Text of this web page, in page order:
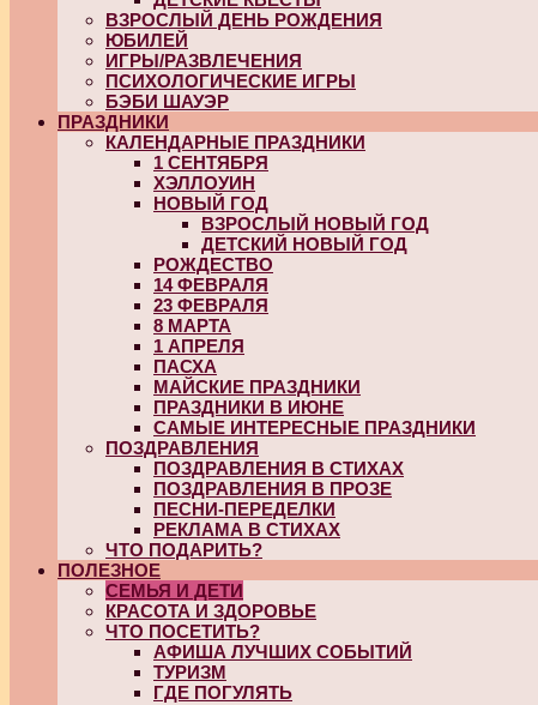
ВЗРОСЛЫЙ ДЕНЬ РОЖДЕНИЯ
ЮБИЛЕЙ
ИГРЫ/РАЗВЛЕЧЕНИЯ
ПСИХОЛОГИЧЕСКИЕ ИГРЫ
БЭБИ ШАУЭР
ПРАЗДНИКИ
КАЛЕНДАРНЫЕ ПРАЗДНИКИ
1 СЕНТЯБРЯ
ХЭЛЛОУИН
НОВЫЙ ГОД
ВЗРОСЛЫЙ НОВЫЙ ГОД
ДЕТСКИЙ НОВЫЙ ГОД
РОЖДЕСТВО
14 ФЕВРАЛЯ
23 ФЕВРАЛЯ
8 МАРТА
1 АПРЕЛЯ
ПАСХА
МАЙСКИЕ ПРАЗДНИКИ
ПРАЗДНИКИ В ИЮНЕ
САМЫЕ ИНТЕРЕСНЫЕ ПРАЗДНИКИ
ПОЗДРАВЛЕНИЯ
ПОЗДРАВЛЕНИЯ В СТИХАХ
ПОЗДРАВЛЕНИЯ В ПРОЗЕ
ПЕСНИ-ПЕРЕДЕЛКИ
РЕКЛАМА В СТИХАХ
ЧТО ПОДАРИТЬ?
ПОЛЕЗНОЕ
СЕМЬЯ И ДЕТИ
КРАСОТА И ЗДОРОВЬЕ
ЧТО ПОСЕТИТЬ?
АФИША ЛУЧШИХ СОБЫТИЙ
ТУРИЗМ
ГДЕ ПОГУЛЯТЬ